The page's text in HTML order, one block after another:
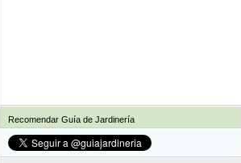
Recomendar Guía de Jardinería